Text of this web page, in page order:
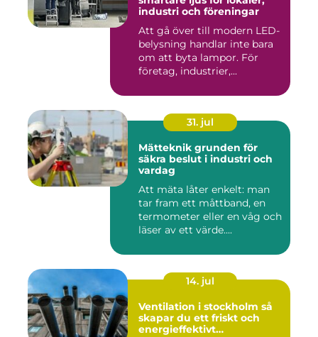
industri och föreningar
Att gå över till modern LED-
belysning handlar inte bara
om att byta lampor. För
företag, industrier,...
31. jul
Mätteknik grunden för
säkra beslut i industri och
vardag
Att mäta låter enkelt: man
tar fram ett måttband, en
termometer eller en våg och
läser av ett värde....
14. jul
Ventilation i stockholm så
skapar du ett friskt och
energieffektivt